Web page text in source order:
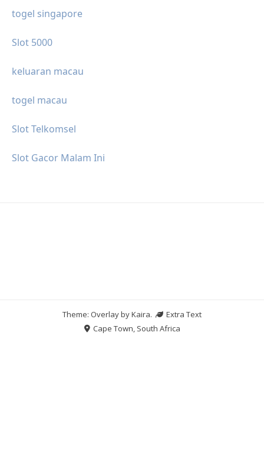
togel singapore
Slot 5000
keluaran macau
togel macau
Slot Telkomsel
Slot Gacor Malam Ini
Theme: Overlay byKaira.
Extra Text
Cape Town, South Africa